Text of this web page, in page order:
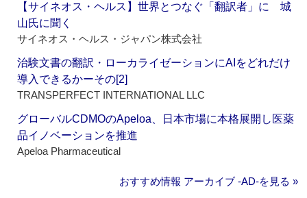
【サイネオス・ヘルス】世界とつなぐ「翻訳者」に 城
山氏に聞く
サイネオス・ヘルス・ジャパン株式会社
治験文書の翻訳・ローカライゼーションにAIをどれだけ
導入できるかーその[2]
TRANSPERFECT INTERNATIONAL LLC
グローバルCDMOのApeloa、日本市場に本格展開し医薬
品イノベーションを推進
Apeloa Pharmaceutical
おすすめ情報 アーカイブ ‐AD‐を見る »